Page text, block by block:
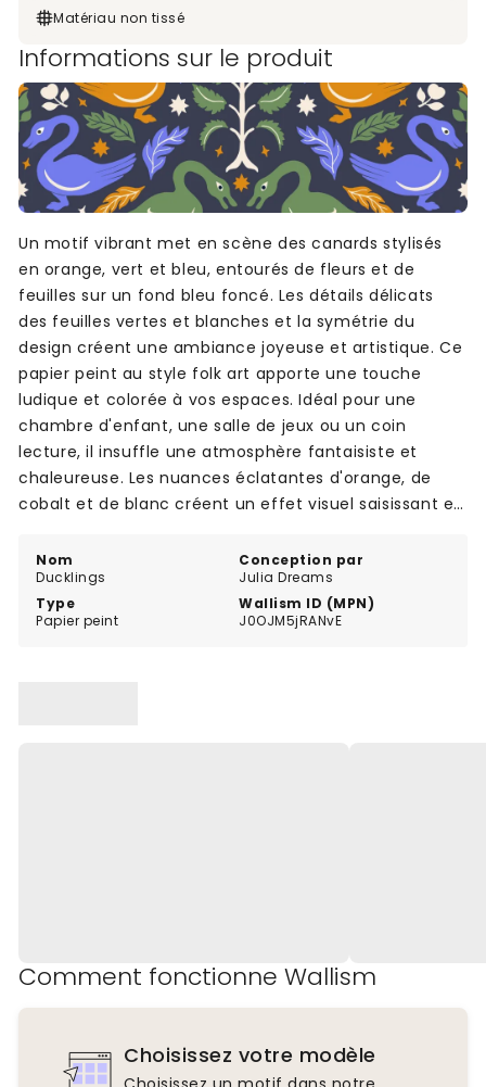
Matériau non tissé
Informations sur le produit
Nom
Ducklings
Conception par
Julia Dreams
Type
Papier peint
Wallism ID (MPN)
J0OJM5jRANvE
Un motif vibrant met en scène des canards stylisés
en orange, vert et bleu, entourés de fleurs et de
feuilles sur un fond bleu foncé. Les détails délicats
des feuilles vertes et blanches et la symétrie du
design créent une ambiance joyeuse et artistique. Ce
papier peint au style folk art apporte une touche
ludique et colorée à vos espaces. Idéal pour une
chambre d'enfant, une salle de jeux ou un coin
lecture, il insuffle une atmosphère fantaisiste et
chaleureuse. Les nuances éclatantes d'orange, de
cobalt et de blanc créent un effet visuel saisissant et
Comment fonctionne Wallism
Choisissez votre modèle